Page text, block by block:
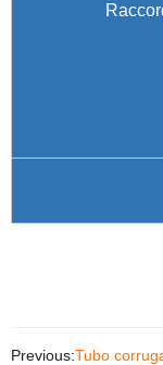
Previous:Tubo